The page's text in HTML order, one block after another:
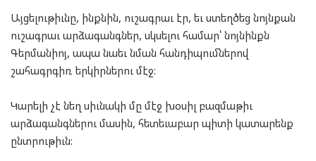
Այցելութիւնը, ինքնին, ուշագրաւ էր, եւ ստեղծեց նոյնքան
ուշագրաւ արձագանգներ, սկսելու համար՝ նոյնինքն
Գերմանիոյ, ապա նաեւ նման հանդիպումներով
շահագրգիռ երկիրներու մէջ:
Կարելի չէ նեղ սիւնակի մը մէջ խօսիլ բազմաթիւ
արձագանգներու մասին, հետեւաբար պիտի կատարենք
ընտրութիւն: